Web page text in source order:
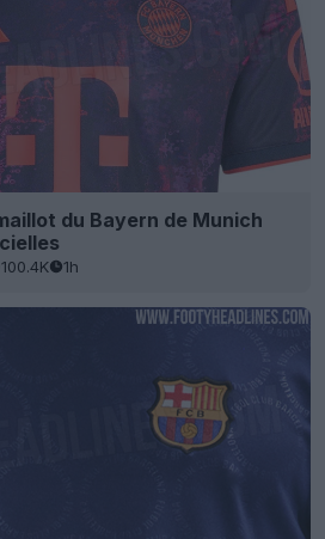
du Bayern de Munich
100.4K 1h